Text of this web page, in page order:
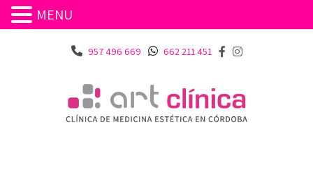
957 496 669 662 211 451
MENU